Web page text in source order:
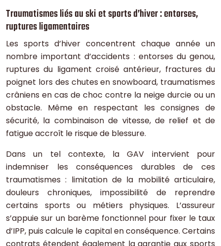
Traumatismes liés au ski et sports d’hiver : entorses,
ruptures ligamentaires
Les sports d’hiver concentrent chaque année un
nombre important d’accidents : entorses du genou,
ruptures du ligament croisé antérieur, fractures du
poignet lors des chutes en snowboard, traumatismes
crâniens en cas de choc contre la neige durcie ou un
obstacle. Même en respectant les consignes de
sécurité, la combinaison de vitesse, de relief et de
fatigue accroît le risque de blessure.
Dans un tel contexte, la GAV intervient pour
indemniser les conséquences durables de ces
traumatismes : limitation de la mobilité articulaire,
douleurs chroniques, impossibilité de reprendre
certains sports ou métiers physiques. L’assureur
s’appuie sur un barème fonctionnel pour fixer le taux
d’IPP, puis calcule le capital en conséquence. Certains